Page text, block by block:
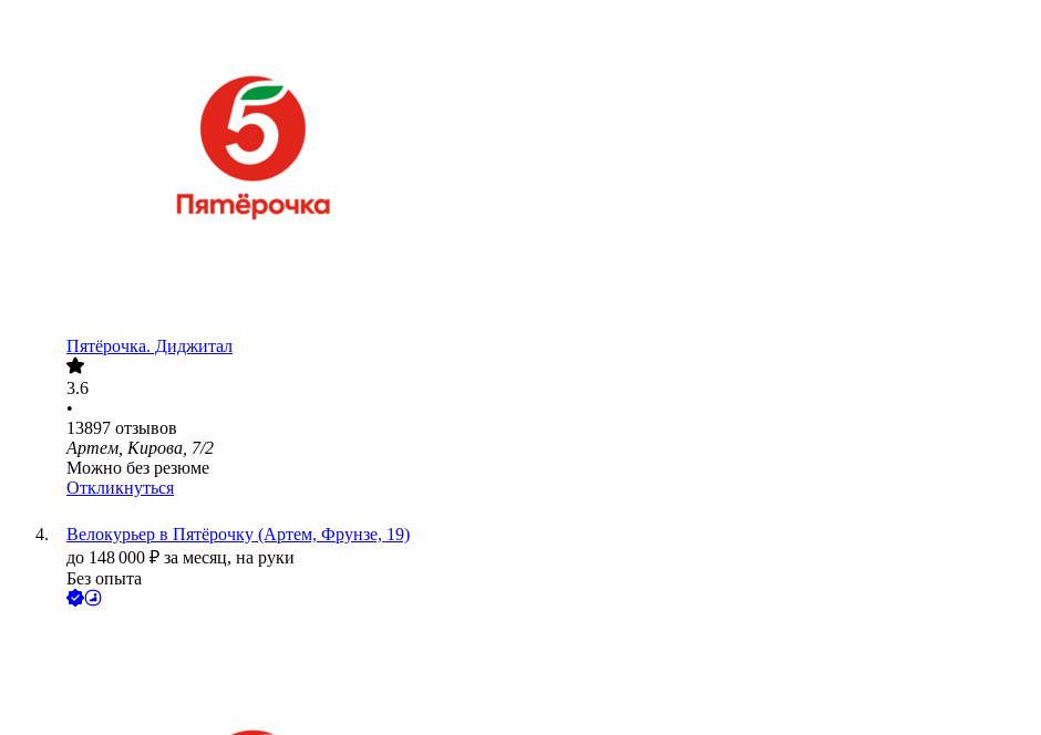
Пятёрочка. Диджитал
3.6
•
13897 отзывов
Артем, Кирова, 7/2
Можно без резюме
Откликнуться
Велокурьер в Пятёрочку (Артем, Фрунзе, 19)
до 148 000 ₽ за месяц, на руки
Без опыта